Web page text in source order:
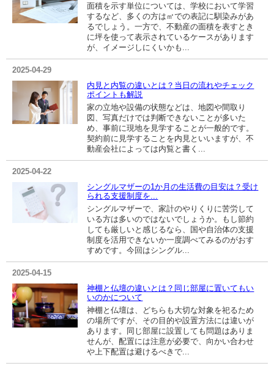
面積を示す単位については、学校において学習
するなど、多くの方は㎡での表記に馴染みがあ
るでしょう。一方で、不動産の面積を表すとき
に坪を使って表示されているケースがあります
が、イメージしにくいかも...
2025-04-29
内見と内覧の違いとは？当日の流れやチェック
ポイントも解説
家の立地や設備の状態などは、地図や間取り
図、写真だけでは判断できないことが多いた
め、事前に現地を見学することが一般的です。
契約前に見学することを内見といいますが、不
動産会社によっては内覧と書く...
2025-04-22
シングルマザーの1か月の生活費の目安は？受け
られる支援制度を...
シングルマザーで、家計のやりくりに苦労して
いる方は多いのではないでしょうか。もし節約
しても厳しいと感じるなら、国や自治体の支援
制度を活用できないか一度調べてみるのがおす
すめです。今回はシングル...
2025-04-15
神棚と仏壇の違いとは？同じ部屋に置いてもい
いのかについて
神棚と仏壇は、どちらも大切な対象を祀るため
の場所ですが、その目的や設置方法には違いが
あります。同じ部屋に設置しても問題はありま
せんが、配置には注意が必要で、向かい合わせ
や上下配置は避けるべきで...